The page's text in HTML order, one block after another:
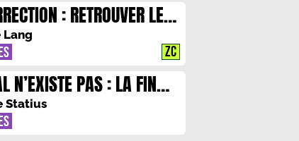
: RETROUVER LES
DE L’HUMANITE
Lang
ZC
N’EXISTE PAS : LA FIN
Statius